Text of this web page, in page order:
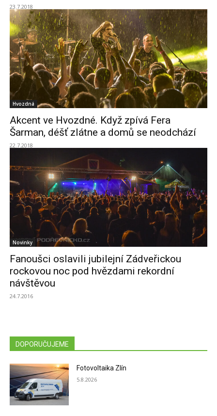
23.7.2018
Hvozdná
Akcent ve Hvozdné. Když zpívá Fera
Šarman, déšť zlátne a domů se neodchází
22.7.2018
Novinky
Fanoušci oslavili jubilejní Zádveřickou
rockovou noc pod hvězdami rekordní
návštěvou
24.7.2016
DOPORUČUJEME
Fotovoltaika Zlín
5.8.2026